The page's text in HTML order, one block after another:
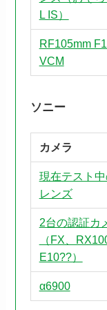
L IS）
RF105mm
VCM
ソニー
カメラ
現在テスト
レンズ
2台の認証カ
（FX、
E10??）
α6900